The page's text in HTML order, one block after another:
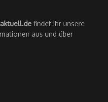
findet Ihr unsere
aus und über